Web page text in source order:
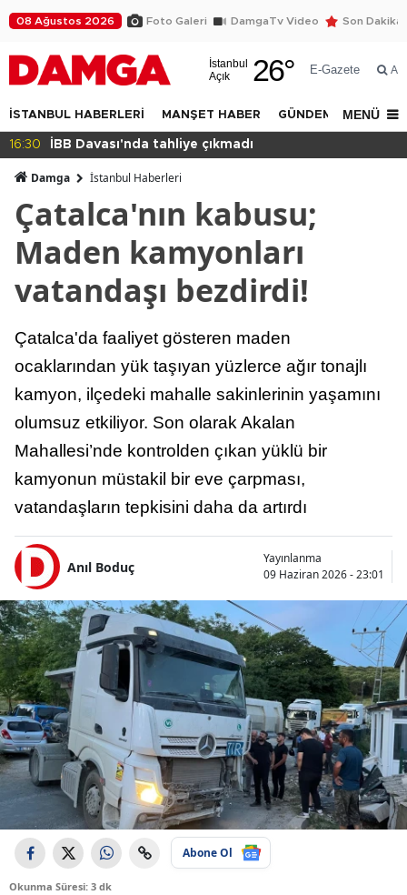
08 Ağustos 2026 Foto Galeri DamgaTv Video Son Dakika
İstanbul
Açık
26° E-Gazete Ara
İSTANBUL HABERLERİ MANŞET HABER GÜNDEM DÜNYA
MENÜ
14:32 Beylikdüzü Yakuplu'da daralan sokak tepkisi!
Damga İstanbul Haberleri
Çatalca'nın kabusu;
Maden kamyonları
vatandaşı bezdirdi!
Çatalca'da faaliyet gösteren maden
ocaklarından yük taşıyan yüzlerce ağır tonajlı
kamyon, ilçedeki mahalle sakinlerinin yaşamını
olumsuz etkiliyor. Son olarak Akalan
Mahallesi’nde kontrolden çıkan yüklü bir
kamyonun müstakil bir eve çarpması,
vatandaşların tepkisini daha da artırdı
Anıl Boduç
Yayınlanma
09 Haziran 2026 - 23:01
Abone Ol
Okunma Süresi: 3 dk